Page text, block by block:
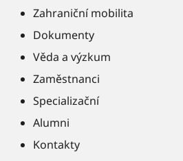
Zahraniční mobilita
Dokumenty
Věda a výzkum
Zaměstnanci
Specializační
Alumni
Kontakty